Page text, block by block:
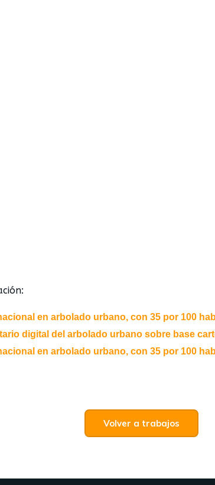
en arbolado urbano, con 35 por 100
digital del arbolado urbano sobre base
en arbolado urbano, con 35 por 100
Volver a trabajos